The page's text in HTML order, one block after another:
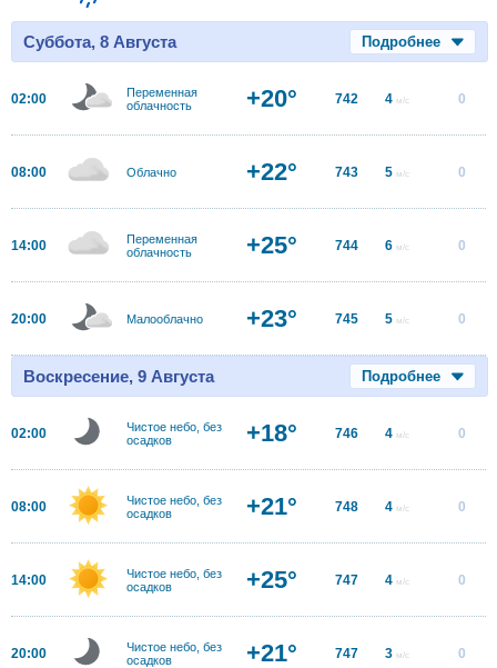
Суббота, 8 Августа Подробнее
02:00
Переменная
облачность
+20° 742 4 м/с 0
08:00 Облачно +22° 743 5 м/с 0
14:00
Переменная
облачность
+25° 744 6 м/с 0
20:00 Малооблачно +23° 745 5 м/с 0
Воскресение, 9 Августа Подробнее
02:00
Чистое небо, без
осадков
+18° 746 4 м/с 0
08:00
Чистое небо, без
осадков
+21° 748 4 м/с 0
14:00
Чистое небо, без
осадков
+25° 747 4 м/с 0
20:00
Чистое небо, без
осадков
+21° 747 3 м/с 0